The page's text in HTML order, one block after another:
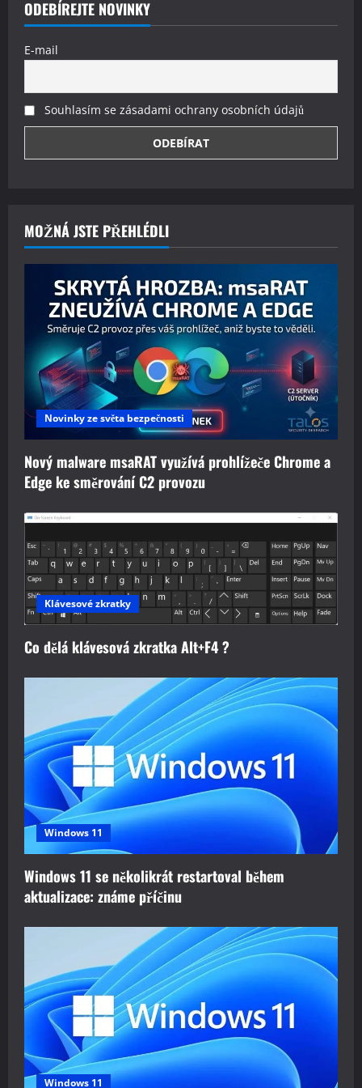
ODEBÍREJTE NOVINKY
E-mail
Souhlasím se zásadami ochrany osobních údajů
MOŽNÁ JSTE PŘEHLÉDLI
Novinky ze světa bezpečnosti
Nový malware msaRAT využívá prohlížeče Chrome a
Edge ke směrování C2 provozu
Klávesové zkratky
Co dělá klávesová zkratka Alt+F4 ?
Windows 11
Windows 11 se několikrát restartoval během
aktualizace: známe příčinu
Windows 11